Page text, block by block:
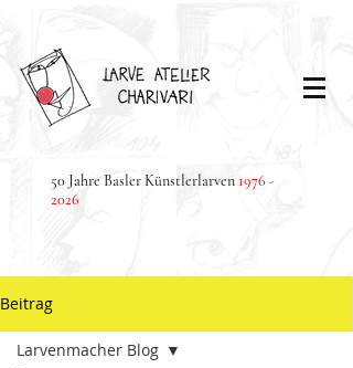
50 Jahre Basler Künstlerlarven 1976 -
2026
Beitrag
Larvenmacher Blog